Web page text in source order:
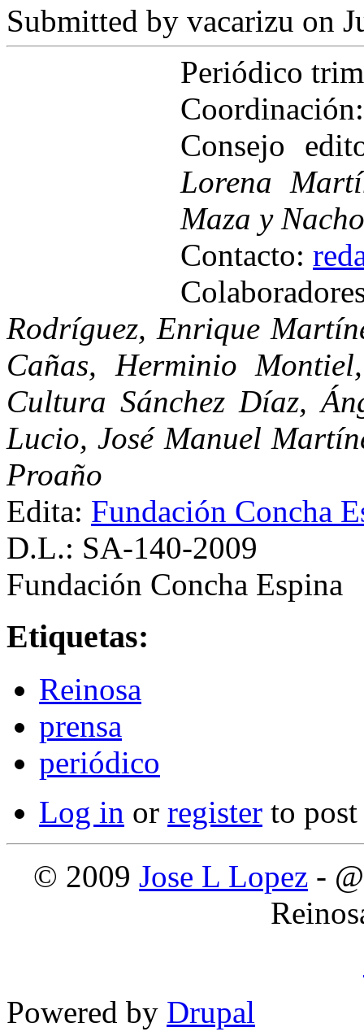
Submitted by vacarizu on
Periódico
Consejo
Lorena
Maza y
Contacto:
Rodríguez, Enrique
Cañas, Herminio
Cultura Sánchez Díaz,
Lucio, José Manuel
Proaño
Edita: Fundación Concha
D.L.: SA-140-2009
Fundación Concha Espina
Etiquetas:
Reinosa
prensa
periódico
Log in or register to
© 2009 Jose L Lopez -
Powered by Drupal